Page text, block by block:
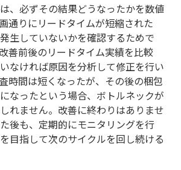
、必ずその結果どうなったかを数値
通りにリードタイムが短縮された
生していないかを確認するためで
善前後のリードタイム実績を比較
なければ原因を分析して修正を行い
時間は短くなったが、その後の梱包
なったという場合、ボトルネックが
れません。改善に終わりはありませ
後も、定期的にモニタリングを行
目指して次のサイクルを回し続ける